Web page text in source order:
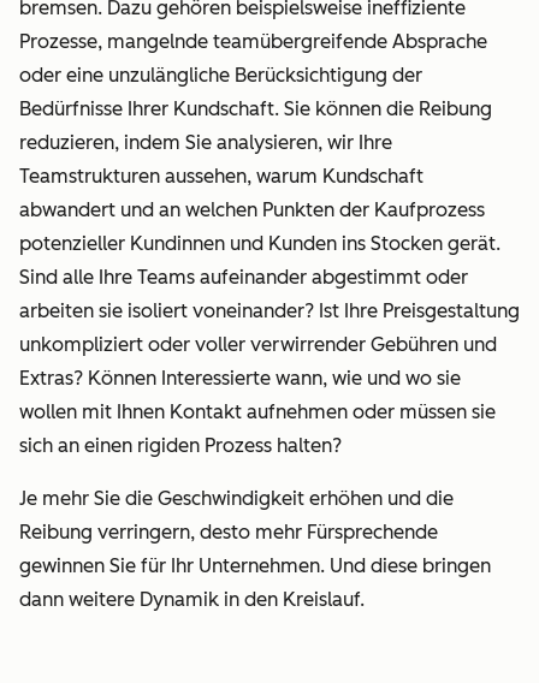
bremsen. Dazu gehören beispielsweise ineffiziente
Prozesse, mangelnde teamübergreifende Absprache
oder eine unzulängliche Berücksichtigung der
Bedürfnisse Ihrer Kundschaft. Sie können die Reibung
reduzieren, indem Sie analysieren, wir Ihre
Teamstrukturen aussehen, warum Kundschaft
abwandert und an welchen Punkten der Kaufprozess
potenzieller Kundinnen und Kunden ins Stocken gerät.
Sind alle Ihre Teams aufeinander abgestimmt oder
arbeiten sie isoliert voneinander? Ist Ihre Preisgestaltung
unkompliziert oder voller verwirrender Gebühren und
Extras? Können Interessierte wann, wie und wo sie
wollen mit Ihnen Kontakt aufnehmen oder müssen sie
sich an einen rigiden Prozess halten?
Je mehr Sie die Geschwindigkeit erhöhen und die
Reibung verringern, desto mehr Fürsprechende
gewinnen Sie für Ihr Unternehmen. Und diese bringen
dann weitere Dynamik in den Kreislauf.